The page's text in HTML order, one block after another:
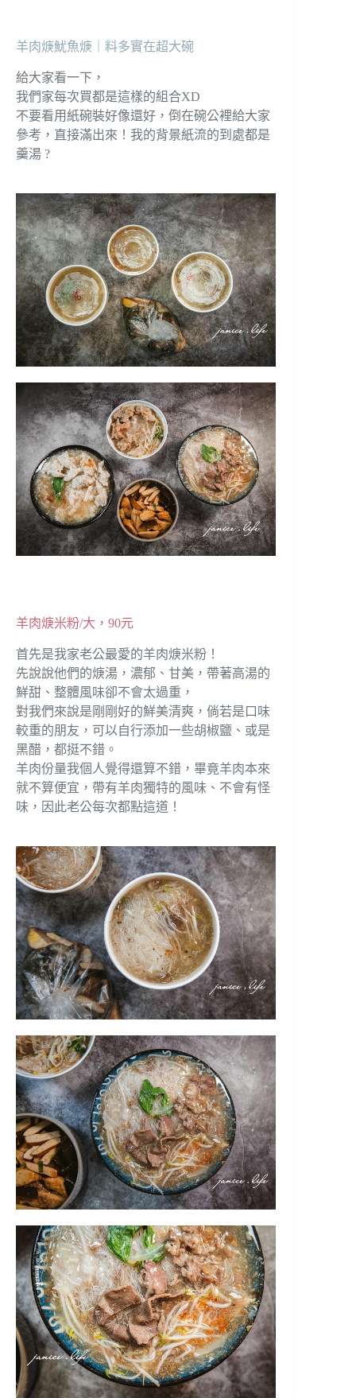
羊肉焿魷魚焿｜料多實在超大碗
給大家看一下，
我們家每次買都是這樣的組合XD
不要看用紙碗裝好像還好，倒在碗公裡給大家
參考，直接滿出來！我的背景紙流的到處都是
羹湯 ?
羊肉焿米粉/大，90元
首先是我家老公最愛的羊肉焿米粉！
先說說他們的焿湯，濃郁、甘美，帶著高湯的
鮮甜、整體風味卻不會太過重，
對我們來說是剛剛好的鮮美清爽，倘若是口味
較重的朋友，可以自行添加一些胡椒鹽、或是
黑醋，都挺不錯。
羊肉份量我個人覺得還算不錯，畢竟羊肉本來
就不算便宜，帶有羊肉獨特的風味、不會有怪
味，因此老公每次都點這道！